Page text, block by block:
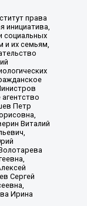
права
социальных
их семьям,
Петр
Виталий
Сергей
Ирина